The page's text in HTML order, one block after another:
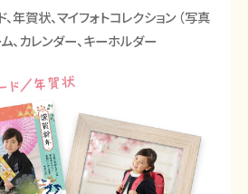
年賀状、マイフォトコレクション （写真
、カレンダー、キーホルダー